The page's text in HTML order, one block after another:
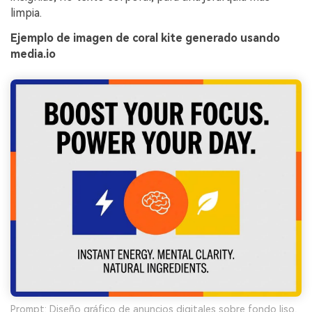
limpia.
Ejemplo de imagen de coral kite generado usando
media.io
Prompt: Diseño gráfico de anuncios digitales sobre fondo liso,